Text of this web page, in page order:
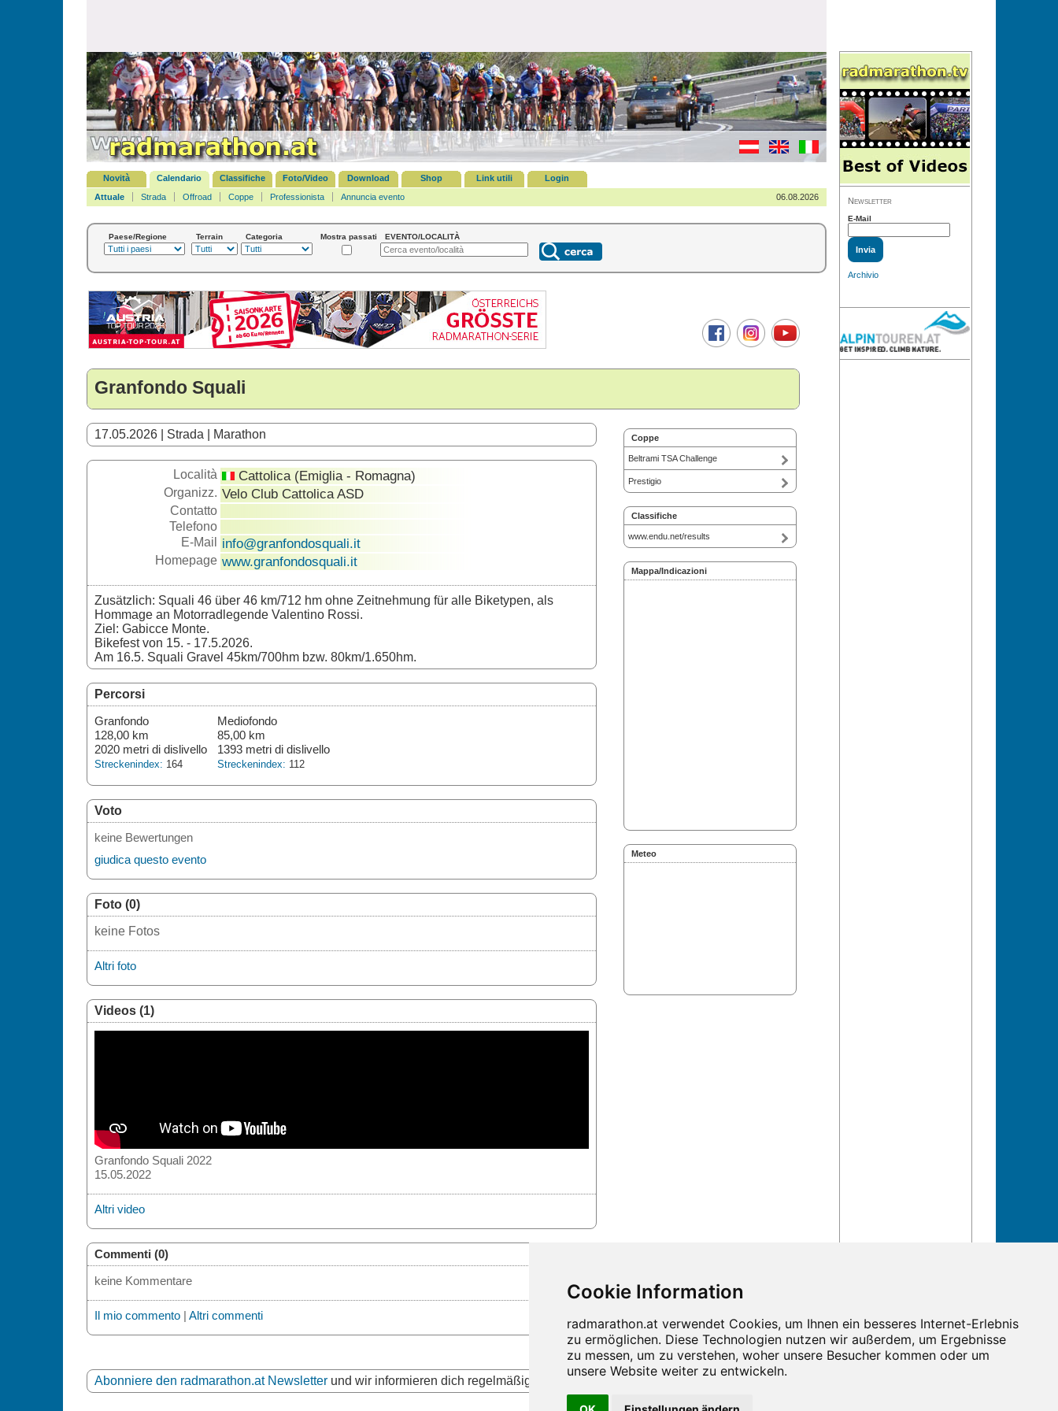
Novità Calendario Classifiche Foto/Video Download Shop Link utili
Login
Attuale
Strada Offroad Coppe Professionista Annuncia evento 06.08.2026
Paese/Regione Terrain Categoria Mostra passati EVENTO/LOCALITÀ
Granfondo Squali
Coppe
Beltrami TSA Challenge
Prestigio
Classifiche
www.endu.net/results
Mappa/Indicazioni
Meteo
17.05.2026 | Strada | Marathon
Località Cattolica (Emiglia - Romagna)
Organizz. Velo Club Cattolica ASD
Contatto
Telefono
E-Mail
info@granfondosquali.it
Homepage www.granfondosquali.it
Zusätzlich: Squali 46 über 46 km/712 hm ohne Zeitnehmung für alle Biketypen, als
Hommage an Motorradlegende Valentino Rossi.
Ziel: Gabicce Monte.
Bikefest von 15. - 17.5.2026.
Am 16.5. Squali Gravel 45km/700hm bzw. 80km/1.650hm.
Percorsi
Granfondo
128,00 km
2020 metri di dislivello
Streckenindex: 164
Mediofondo
85,00 km
1393 metri di dislivello
Streckenindex: 112
Voto
keine Bewertungen
giudica questo evento
Foto (0)
keine Fotos
Altri foto
Videos (1)
Granfondo Squali 2022
15.05.2022
Altri video
Commenti (0)
keine Kommentare
Il mio commento| Altri commenti
Abonniere den radmarathon.at Newsletterund wir informieren dich regelmäßig über die aktuellen Neuigkeiten und Termine!
Newsletter
E-Mail
Archivio